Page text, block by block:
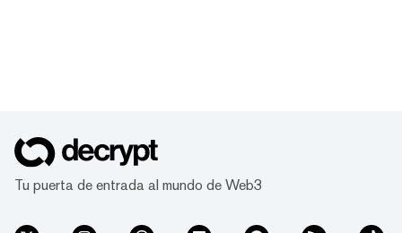
Tu puerta de entrada al mundo de Web3